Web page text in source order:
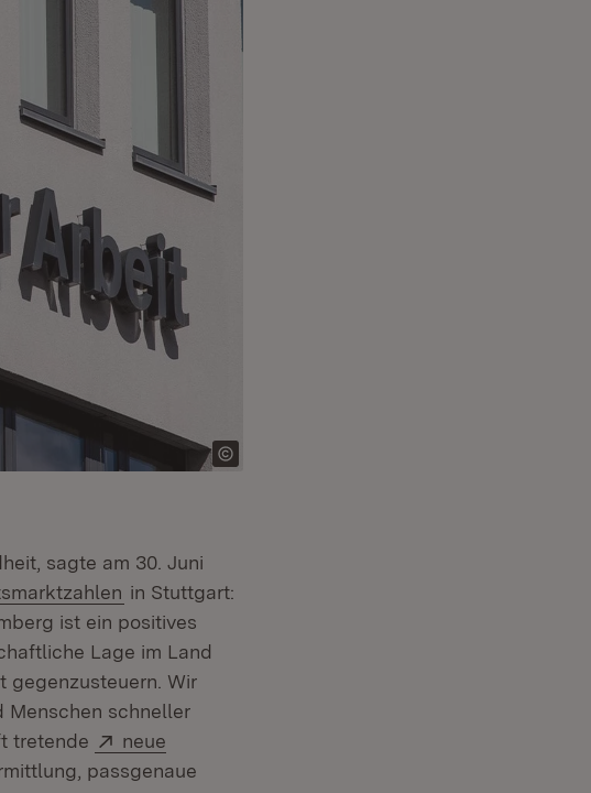
sagte am 30. Juni
(Öffnet in neuem Fenster)
in Stuttgart:
ist ein positives
Lage im Land
gegenzusteuern. Wir
Fenster)
Menschen schneller
tretende
Extern:
neue
passgenaue